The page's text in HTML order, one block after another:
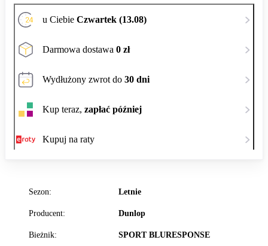
Sezon: Letnie
Producent: Dunlop
Bieżnik: SPORT BLURESPONSE
u Ciebie Czwartek (13.08)
Darmowa dostawa 0 zł
Wydłużony zwrot do 30 dni
Kup teraz, zapłać później
Kupuj na raty